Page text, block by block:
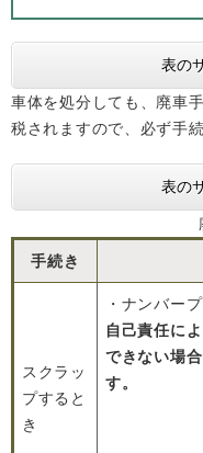
表の
車体を処分しても、廃車
税されますので、必ず手
表の
手続き
スクラッ
プすると
き
・ナンバー
自己責任に
できない場
す。